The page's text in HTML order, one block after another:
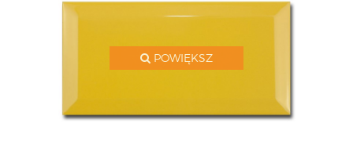
POWIĘKSZ